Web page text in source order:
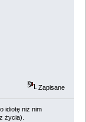
Zapisane
idiotę niż nim
życia).